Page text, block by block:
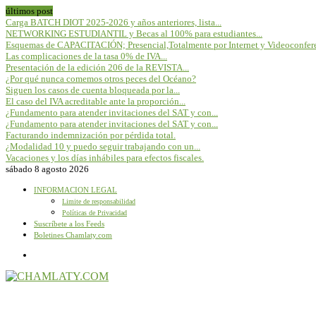
últimos post
Carga BATCH DIOT 2025-2026 y años anteriores, lista...
NETWORKING ESTUDIANTIL y Becas al 100% para estudiantes...
Esquemas de CAPACITACIÓN; Presencial,Totalmente por Internet y
Las complicaciones de la tasa 0% de IVA...
Presentación de la edición 206 de la REVISTA...
¿Por qué nunca comemos otros peces del Océano?
Siguen los casos de cuenta bloqueada por la...
El caso del IVA acreditable ante la proporción...
¿Fundamento para atender invitaciones del SAT y con...
¿Fundamento para atender invitaciones del SAT y con...
Facturando indemnización por pérdida total.
¿Modalidad 10 y puedo seguir trabajando con un...
Vacaciones y los días inhábiles para efectos fiscales.
sábado 8 agosto 2026
INFORMACION LEGAL
Limite de responsabilidad
Políticas de Privacidad
Suscríbete a los Feeds
Boletines Chamlaty.com